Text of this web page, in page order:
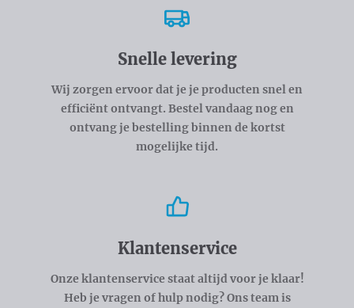
Snelle levering
Wij zorgen ervoor dat je je producten snel en
efficiënt ontvangt. Bestel vandaag nog en
ontvang je bestelling binnen de kortst
mogelijke tijd.
Klantenservice
Onze klantenservice staat altijd voor je klaar!
Heb je vragen of hulp nodig? Ons team is